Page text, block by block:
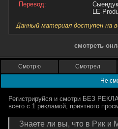
Перевод:
LE-
Данный материал доступен на
смотреть
Смотрю Смотрел
Не
Знаете ли вы, что в Рик и